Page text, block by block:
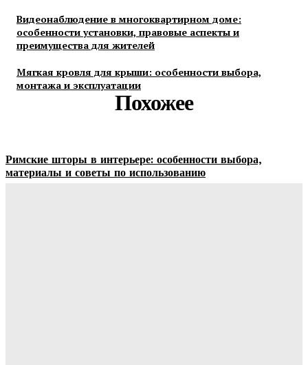
Видеонаблюдение в многоквартирном доме:
особенности установки, правовые аспекты и
преимущества для жителей
Мягкая кровля для крыши: особенности выбора,
монтажа и эксплуатации
Похожее
Римские шторы в интерьере: особенности выбора,
материалы и советы по использованию